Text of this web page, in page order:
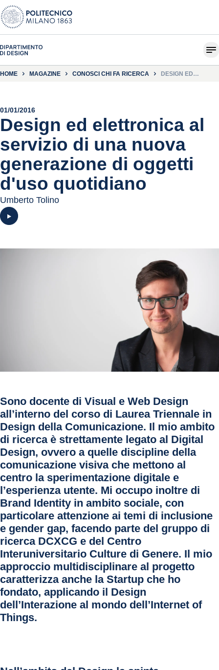
HOME MAGAZINE CONOSCI CHI FA RICERCA
DESIGN ED
01/01/2016
Design ed elettronica al
servizio di una nuova
generazione di oggetti
d'uso quotidiano
Umberto Tolino
Guarda
Sono docente di Visual e Web Design
all’interno del corso di Laurea Triennale in
Design della Comunicazione. Il mio ambito
di ricerca è strettamente legato al Digital
Design, ovvero a quelle discipline della
comunicazione visiva che mettono al
centro la sperimentazione digitale e
l’esperienza utente. Mi occupo inoltre di
Brand Identity in ambito sociale, con
particolare attenzione ai temi di inclusione
e gender gap, facendo parte del gruppo di
ricerca DCXCG e del Centro
Interuniversitario Culture di Genere. Il mio
approccio multidisciplinare al progetto
caratterizza anche la Startup che ho
fondato, applicando il Design
dell’Interazione al mondo dell’Internet of
Things.